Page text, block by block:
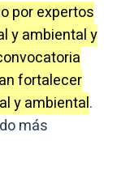
por expertos
y ambiental y
fortalecer
y ambiental.
más